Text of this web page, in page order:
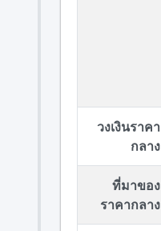
วงเงินราคา
กลาง
ที่มาของ
ราคากลาง